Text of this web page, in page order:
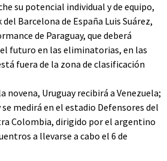
su potencial individual y de equipo,
Barcelona de España Luis Suárez,
de Paraguay, que deberá
futuro en las eliminatorias, en las
fuera de la zona de clasificación
novena, Uruguay recibirá a Venezuela;
medirá en el estadio Defensores del
Colombia, dirigido por el argentino
a llevarse a cabo el 6 de